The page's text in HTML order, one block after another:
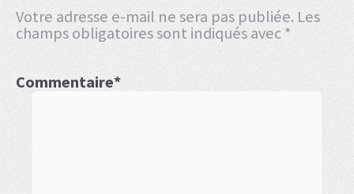
Votre adresse e-mail ne sera pas publiée. Les
champs obligatoires sont indiqués avec*
Commentaire*